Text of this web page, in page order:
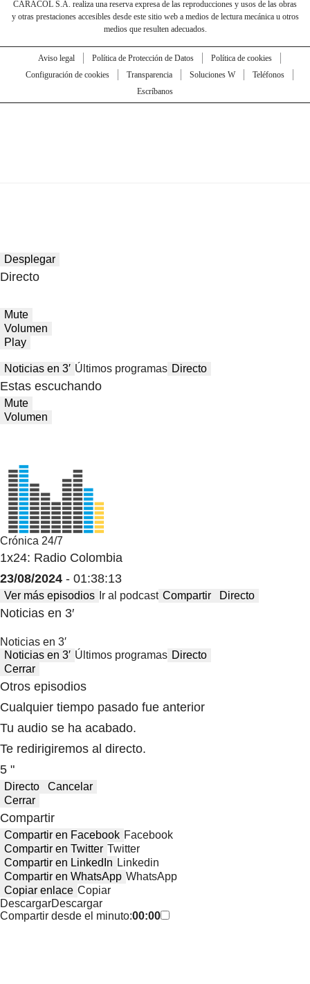
CARACOL S.A. realiza una reserva expresa de las reproducciones y usos de las obras
y otras prestaciones accesibles desde este sitio web a medios de lectura mecánica u otros
medios que resulten adecuados.
Aviso legal Política de Protección de Datos
Política de cookies
Configuración de cookies
Transparencia Soluciones W
Teléfonos
Escríbanos
Desplegar
Directo
Mute
Volumen
Play
Noticias en 3′ Últimos programas Directo
Estas escuchando
Mute
Volumen
Crónica 24/7
1x24: Radio Colombia
23/08/2024 - 01:38:13
Ver más episodios Ir al podcast Compartir Directo
Noticias en 3′
Noticias en 3′
Noticias en 3′ Últimos programas Directo
Cerrar
Otros episodios
Cualquier tiempo pasado fue anterior
Tu audio se ha acabado.
Te redirigiremos al directo.
5 "
Directo
Cancelar
Cerrar
Compartir
Compartir en Facebook Facebook
Compartir en Twitter Twitter
Compartir en LinkedIn Linkedin
Compartir en WhatsApp WhatsApp
Copiar enlace Copiar
DescargarDescargar
Compartir desde el minuto:00:00